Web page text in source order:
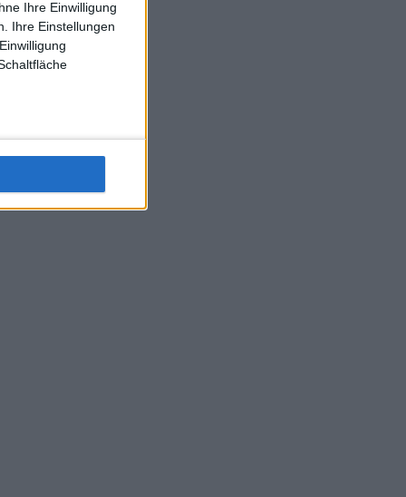
Ihre Einwilligung
Ihre Einstellungen
L-Struff wahrscheinlich morge 3 Spiele absolvieren (2.
1x Doppel) dank der hervorragenden Unterstützung
für F-A-A